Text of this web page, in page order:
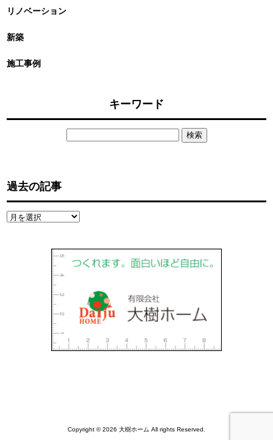
リノベーション
新築
施工事例
キーワード
過去の記事
過
Copyright © 2026 大樹ホーム All rights Reserved.